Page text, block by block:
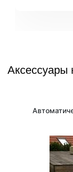
Аксессуары